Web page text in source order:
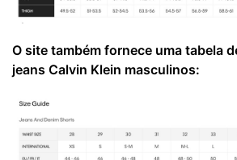
O site também fornece uma tabela
jeans Calvin Klein masculinos: